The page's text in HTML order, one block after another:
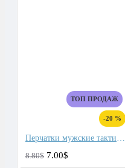
ТОП ПРОДАЖ
-20 %
Перчатки мужские тактические для сенсорных экранов, подкладка плюш
8.80$ 7.00$